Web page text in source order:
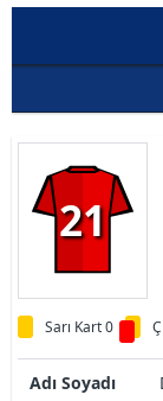
21
Sarı Kart 0
Adı Soyadı